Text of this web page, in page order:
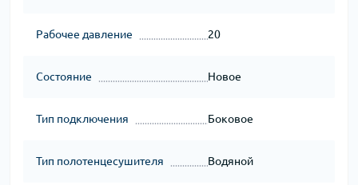
Рабочее давление 20
Состояние Новое
Тип подключения Боковое
Тип полотенцесушителя Водяной